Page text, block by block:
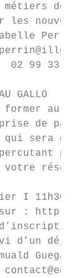
de
les
Perrin
02 99 33 66
GALLO
former au
de
sera
réseau.
I 11h30
:
d’un
Guegan